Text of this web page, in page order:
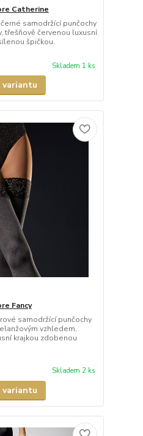
Catherine
samodržící punčochy
třešňově červenou luxusní
špičkou.
Skladem 1 ks
Fancy
samodržící punčochy
vzhledem,
krajkou zdobenou
Skladem 2 ks